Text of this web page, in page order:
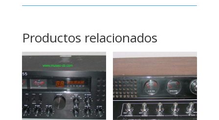
Productos relacionados